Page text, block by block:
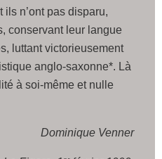
n’ont pas disparu,
conservant leur langue
luttant victorieusement
anglo-saxonne*. Là
à soi-même et nulle
Dominique Venner